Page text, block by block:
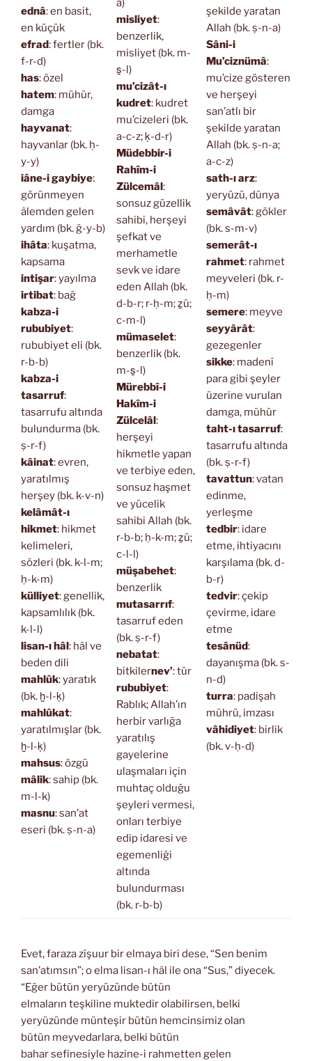
ednâ: en basit,
en küçük
efrad: fertler (bk.
f-r-d)
has: özel
hatem: mühür,
damga
hayvanat:
hayvanlar (bk. ḥ-
y-y)
iâne-i gaybiye:
görünmeyen
âlemden gelen
yardım (bk. ğ-y-b)
ihâta: kuşatma,
kapsama
intişar: yayılma
irtibat: bağ
kabza-i
rububiyet:
rububiyet eli (bk.
r-b-b)
kabza-i
tasarruf:
tasarrufu altında
bulundurma (bk.
ṣ-r-f)
kâinat: evren,
yaratılmış
herşey (bk. k-v-n)
kelâmât-ı
hikmet: hikmet
kelimeleri,
sözleri (bk. k-l-m;
ḥ-k-m)
külliyet: genellik,
kapsamlılık (bk.
k-l-l)
lisan-ı hâl: hâl ve
beden dili
mahlûk: yaratık
(bk. ḫ-l-ḳ)
mahlûkat:
yaratılmışlar (bk.
ḫ-l-ḳ)
mahsus: özgü
mâlik: sahip (bk.
m-l-k)
masnu: san’at
eseri (bk. ṣ-n-a)
a)
misliyet:
benzerlik,
misliyet (bk. m-
s̱-l)
mu’cizât-ı
kudret: kudret
mu’cizeleri (bk.
a-c-z; ḳ-d-r)
Müdebbir-i
Rahîm-i
Zülcemâl:
sonsuz güzellik
sahibi, herşeyi
şefkat ve
merhametle
sevk ve idare
eden Allah (bk.
d-b-r; r-ḥ-m; ẕü;
c-m-l)
mümaselet:
benzerlik (bk.
m-s̱-l)
Mürebbî-i
Hakîm-i
Zülcelâl:
herşeyi
hikmetle yapan
ve terbiye eden,
sonsuz haşmet
ve yücelik
sahibi Allah (bk.
r-b-b; ḥ-k-m; ẕü;
c-l-l)
müşabehet:
benzerlik
mutasarrıf:
tasarruf eden
(bk. ṣ-r-f)
nebatat:
bitkilernev’: tür
rububiyet:
Rablık; Allah’ın
herbir varlığa
yaratılış
gayelerine
ulaşmaları için
muhtaç olduğu
şeyleri vermesi,
onları terbiye
edip idaresi ve
egemenliği
altında
bulundurması
(bk. r-b-b)
şekilde yaratan
Allah (bk. ṣ-n-a)
Sâni-i
Mu’ciznümâ:
mu’cize gösteren
ve herşeyi
san’atlı bir
şekilde yaratan
Allah (bk. ṣ-n-a;
a-c-z)
sath-ı arz:
yeryüzü, dünya
semâvât: gökler
(bk. s-m-v)
semerât-ı
rahmet: rahmet
meyveleri (bk. r-
ḥ-m)
semere: meyve
seyyârât:
gezegenler
sikke: madenî
para gibi şeyler
üzerine vurulan
damga, mühür
taht-ı tasarruf:
tasarrufu altında
(bk. ṣ-r-f)
tavattun: vatan
edinme,
yerleşme
tedbir: idare
etme, ihtiyacını
karşılama (bk. d-
b-r)
tedvir: çekip
çevirme, idare
etme
tesânüd:
dayanışma (bk. s-
n-d)
turra: padişah
mührü, imzası
vâhidiyet: birlik
(bk. v-ḥ-d)
Evet, faraza zîşuur bir elmaya biri dese, “Sen benim
san’atımsın”; o elma lisan-ı hâl ile ona “Sus,” diyecek.
“Eğer bütün yeryüzünde bütün
elmaların teşkiline muktedir olabilirsen, belki
yeryüzünde münteşir bütün hemcinsimiz olan
bütün meyvedarlara, belki bütün
bahar sefinesiyle hazine-i rahmetten gelen